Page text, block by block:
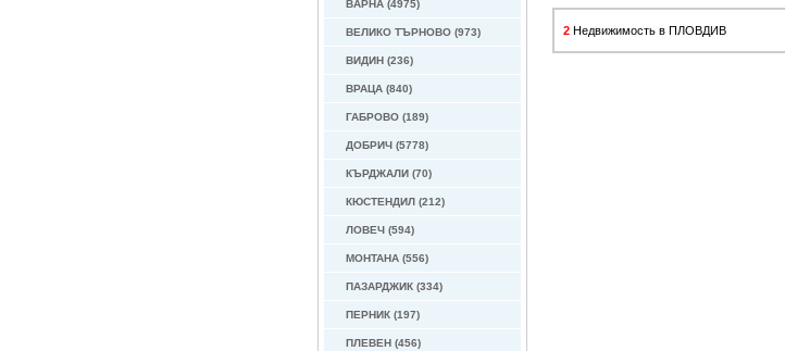
ВАРНА (4975)
ВЕЛИКО ТЪРНОВО (973)
ВИДИН (236)
ВРАЦА (840)
ГАБРОВО (189)
ДОБРИЧ (5778)
КЪРДЖАЛИ (70)
КЮСТЕНДИЛ (212)
ЛОВЕЧ (594)
МОНТАНА (556)
ПАЗАРДЖИК (334)
ПЕРНИК (197)
ПЛЕВЕН (456)
2 Недвижимость в ПЛОВДИВ